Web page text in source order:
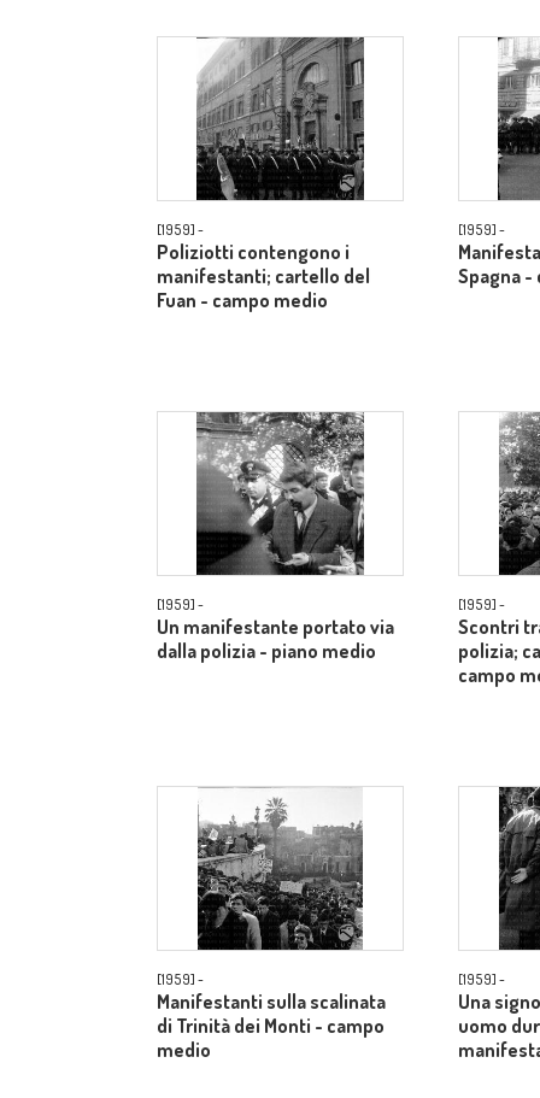
[1959] -
Poliziotti contengono i
manifestanti; cartello del
Fuan - campo medio
[1959] -
Spagna -
[1959] -
Un manifestante portato via
dalla polizia - piano medio
[1959] -
Scontri
polizia;
campo
[1959] -
Manifestanti sulla scalinata
di Trinità dei Monti - campo
medio
[1959] -
Una
uomo